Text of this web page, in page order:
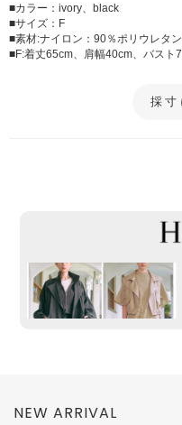
■カラー：ivory、black
■サイズ：F
■素材:ナイロン：90％ポリウレタ
■F:着丈65cm、肩幅40cm、バスト
採寸
NEW ARRIVAL